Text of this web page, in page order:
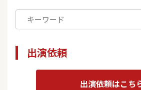
出演依頼
出演依頼はこち